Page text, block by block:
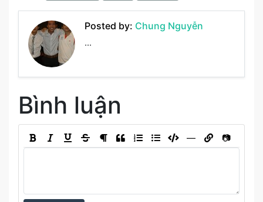
Posted by: Chung Nguyễn
...
Bình luận
― 📷